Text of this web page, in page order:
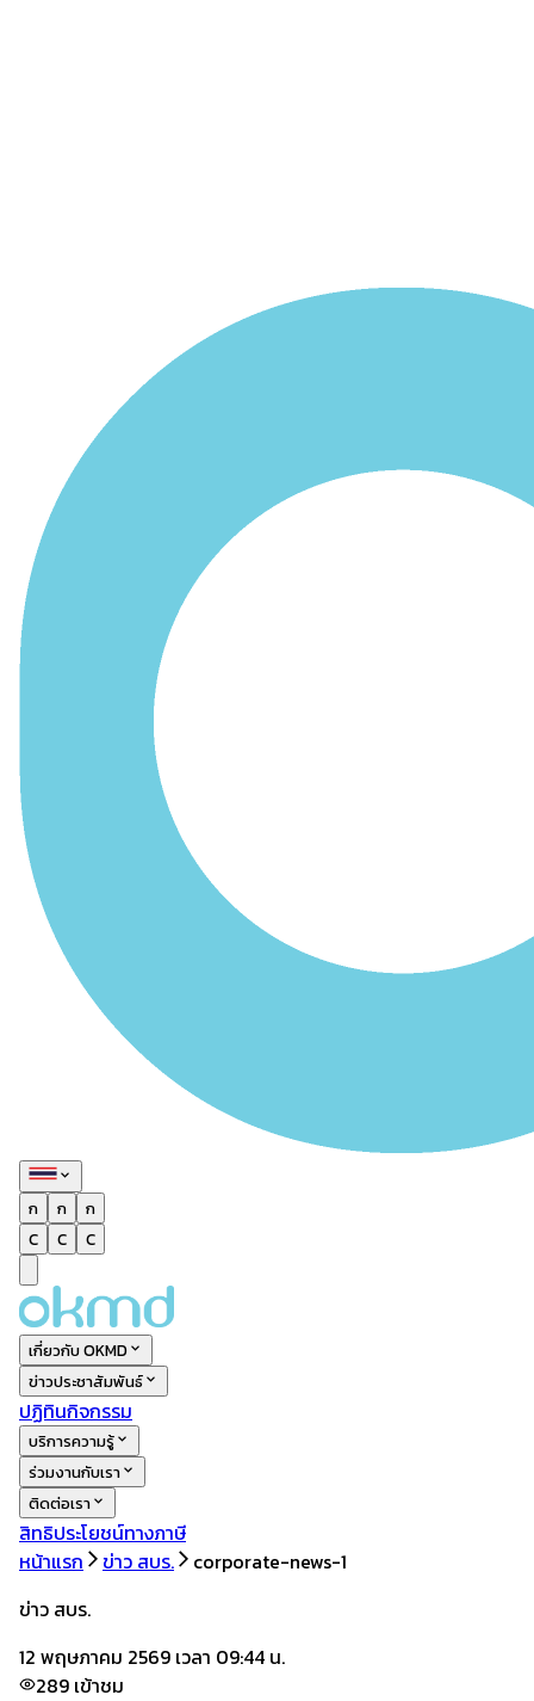
ก ก
ก
C
C C
เกี่ยวกับ OKMD
ข่าวประชาสัมพันธ์
ปฏิทินกิจกรรม
บริการความรู้
ร่วมงานกับเรา
ติดต่อเรา
สิทธิประโยชน์ทางภาษี
หน้าแรก
ข่าว สบร.
corporate-news-1
ข่าว สบร.
12 พฤษภาคม 2569 เวลา 09:44 น.
289 เข้าชม